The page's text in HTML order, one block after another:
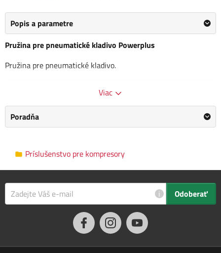
Popis a parametre
Pružina pre pneumatické kladivo Powerplus
Pružina pre pneumatické kladivo.
Príslušenstvo pre kompresory
Rozmery balenia
5.0 x 10.0 x 13.0 cm
prosím, e-mailom:info@jarabak.sk. Pôvodná verziatu.
Viac
Poradňa
Príslušenstvo pre kompresory
i Odoberať